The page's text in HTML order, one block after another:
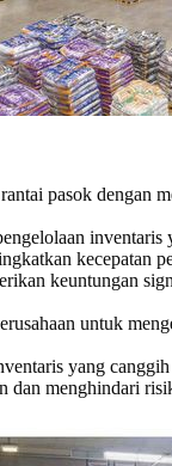
pasok dengan
kecepatan
keuntungan
untuk
yang
dan menghindari